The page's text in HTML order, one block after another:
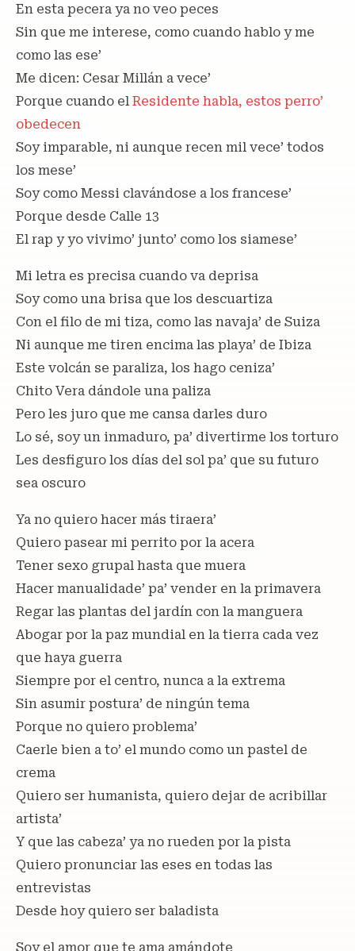
En esta pecera ya no veo peces
Sin que me interese, como cuando hablo y me
como las ese’
Me dicen: Cesar Millán a vece’
Porque cuando el Residente habla, estos perro’
obedecen
Soy imparable, ni aunque recen mil vece’ todos
los mese’
Soy como Messi clavándose a los francese’
Porque desde Calle 13
El rap y yo vivimo’ junto’ como los siamese’
Mi letra es precisa cuando va deprisa
Soy como una brisa que los descuartiza
Con el filo de mi tiza, como las navaja’ de Suiza
Ni aunque me tiren encima las playa’ de Ibiza
Este volcán se paraliza, los hago ceniza’
Chito Vera dándole una paliza
Pero les juro que me cansa darles duro
Lo sé, soy un inmaduro, pa’ divertirme los torturo
Les desfiguro los días del sol pa’ que su futuro
sea oscuro
Ya no quiero hacer más tiraera’
Quiero pasear mi perrito por la acera
Tener sexo grupal hasta que muera
Hacer manualidade’ pa’ vender en la primavera
Regar las plantas del jardín con la manguera
Abogar por la paz mundial en la tierra cada vez
que haya guerra
Siempre por el centro, nunca a la extrema
Sin asumir postura’ de ningún tema
Porque no quiero problema’
Caerle bien a to’ el mundo como un pastel de
crema
Quiero ser humanista, quiero dejar de acribillar
artista’
Y que las cabeza’ ya no rueden por la pista
Quiero pronunciar las eses en todas las
entrevistas
Desde hoy quiero ser baladista
Soy el amor que te ama amándote